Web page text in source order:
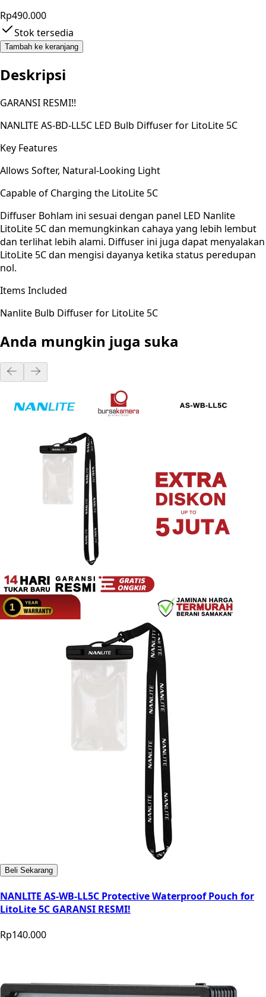
Rp490.000
Stok tersedia
Tambah ke keranjang
Deskripsi
GARANSI RESMI!!
NANLITE AS-BD-LL5C LED Bulb Diffuser for LitoLite 5C
Key Features
Allows Softer, Natural-Looking Light
Capable of Charging the LitoLite 5C
Diffuser Bohlam ini sesuai dengan panel LED Nanlite
LitoLite 5C dan memungkinkan cahaya yang lebih lembut
dan terlihat lebih alami. Diffuser ini juga dapat menyalakan
LitoLite 5C dan mengisi dayanya ketika status peredupan
nol.
Items Included
Nanlite Bulb Diffuser for LitoLite 5C
Anda mungkin juga suka
Beli Sekarang
NANLITE AS-WB-LL5C Protective Waterproof Pouch for
LitoLite 5C GARANSI RESMI!
Rp140.000